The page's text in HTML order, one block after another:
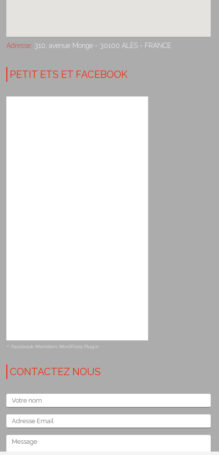
Adresse: 310, avenue Monge - 30100 ALES - FRANCE
PETIT ETS ET FACEBOOK
- Facebook Members WordPress Plugin
CONTACTEZ NOUS